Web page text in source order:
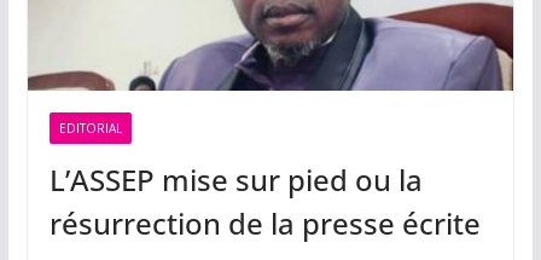
EDITORIAL
L’ASSEP mise sur pied ou la
résurrection de la presse écrite